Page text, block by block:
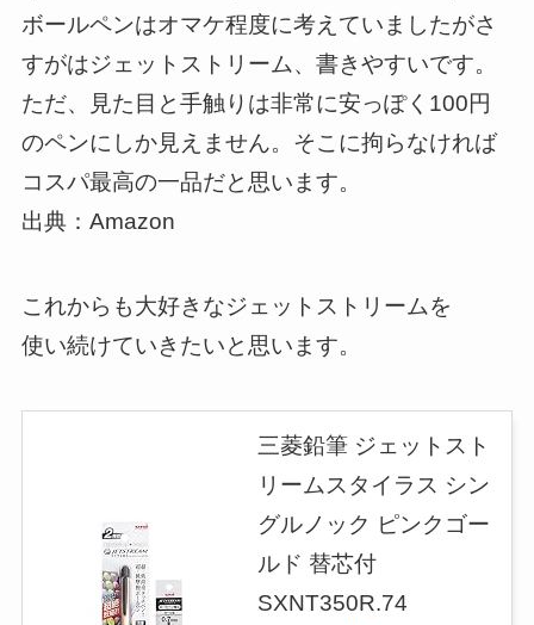
ボールペンはオマケ程度に考えていましたがさ
すがはジェットストリーム、書きやすいです。
ただ、見た目と手触りは非常に安っぽく100円
のペンにしか見えません。そこに拘らなければ
コスパ最高の一品だと思います。
出典：Amazon
これからも大好きなジェットストリームを
使い続けていきたいと思います。
三菱鉛筆 ジェットスト
リームスタイラス シン
グルノック ピンクゴー
ルド 替芯付
SXNT350R.74